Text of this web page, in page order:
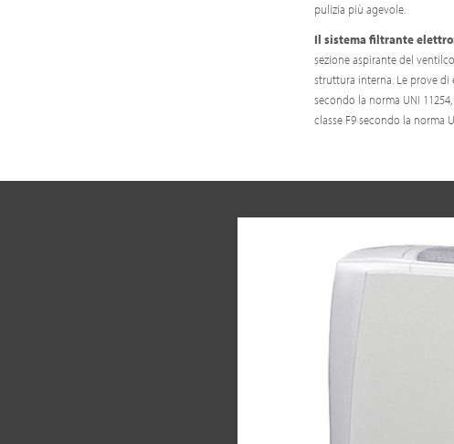
pulizia più agevole.
Il sistema filtrante
sezione aspirante del
struttura interna. Le prove di
secondo la norma UNI
classe F9 secondo la norma